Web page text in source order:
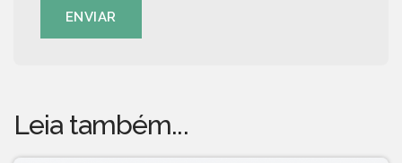
ENVIAR
Leia também...